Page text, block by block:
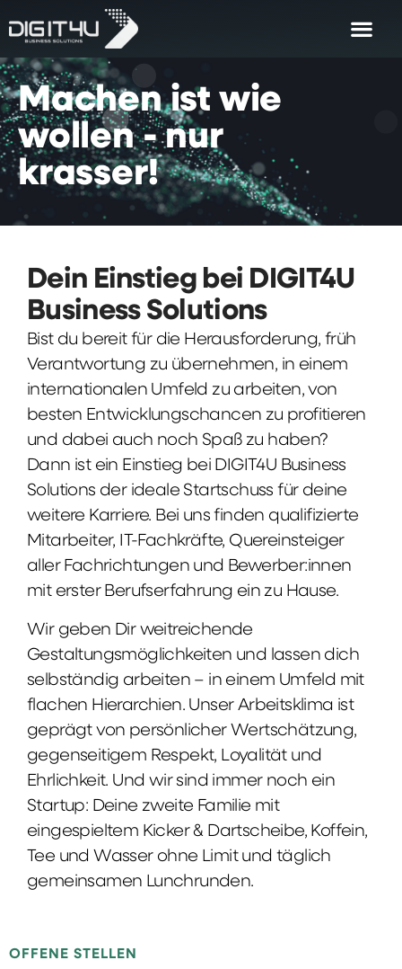
Machen ist wie
wollen - nur
krasser!
Dein Einstieg bei DIGIT4U
Business Solutions
Bist du bereit für die Herausforderung, früh
Verantwortung zu übernehmen, in einem
internationalen Umfeld zu arbeiten, von
besten Entwicklungschancen zu profitieren
und dabei auch noch Spaß zu haben?
Dann ist ein Einstieg bei DIGIT4U Business
Solutions der ideale Startschuss für deine
weitere Karriere. Bei uns finden qualifizierte
Mitarbeiter, IT-Fachkräfte, Quereinsteiger
aller Fachrichtungen und Bewerber:innen
mit erster Berufserfahrung ein zu Hause.
Wir geben Dir weitreichende
Gestaltungsmöglichkeiten und lassen dich
selbständig arbeiten – in einem Umfeld mit
flachen Hierarchien. Unser Arbeitsklima ist
geprägt von persönlicher Wertschätzung,
gegenseitigem Respekt, Loyalität und
Ehrlichkeit. Und wir sind immer noch ein
Startup: Deine zweite Familie mit
eingespieltem Kicker & Dartscheibe, Koffein,
Tee und Wasser ohne Limit und täglich
gemeinsamen Lunchrunden.
OFFENE STELLEN